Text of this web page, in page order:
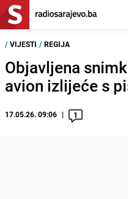
/ VIJESTI / REGIJA
Objavljena
avion izlijeće s
17.05.26. 09:06 1